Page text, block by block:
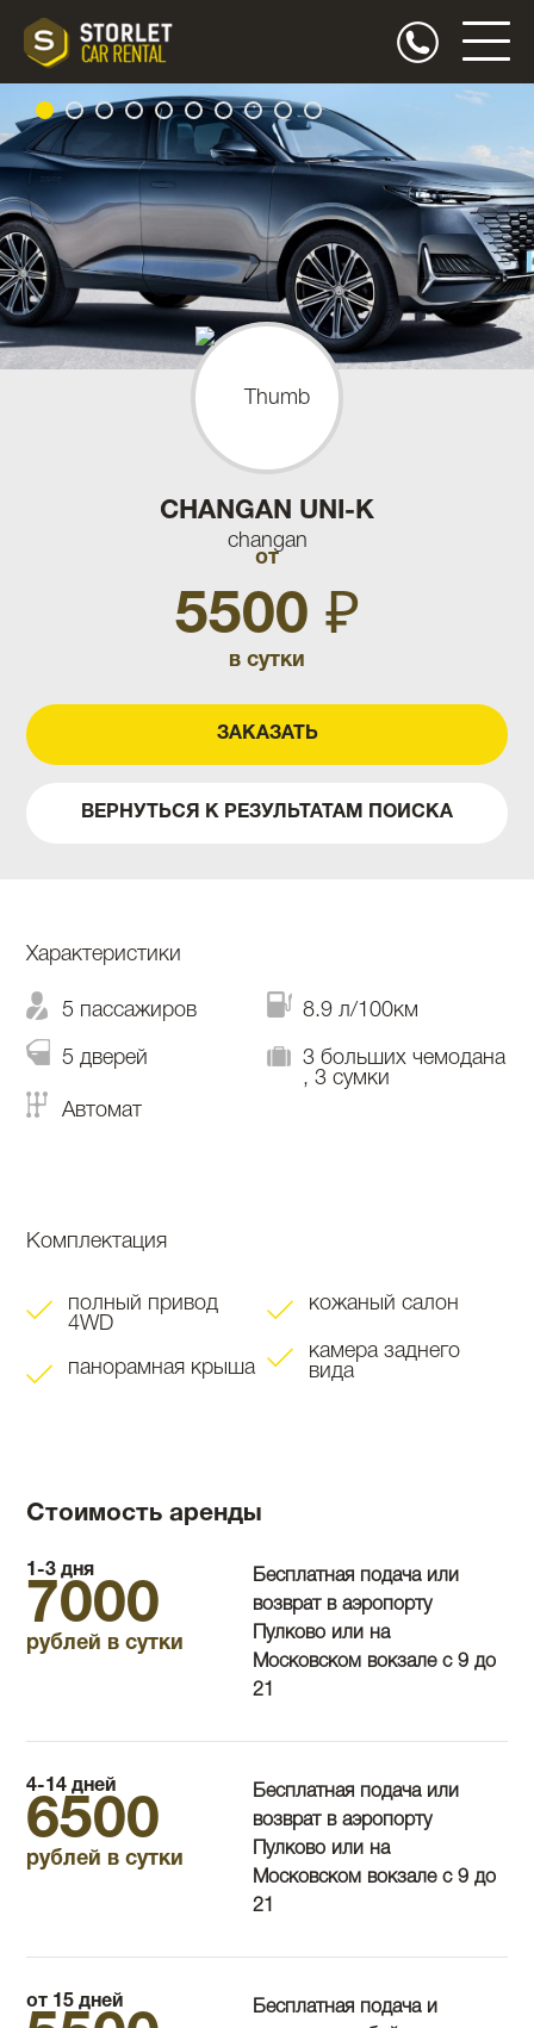
CHANGAN UNI-K
от
5500 ₽
в сутки
ЗАКАЗАТЬ
ВЕРНУТЬСЯ К РЕЗУЛЬТАТАМ ПОИСКА
Характеристики
5 пассажиров 8.9 л/100км
5 дверей
3 больших чемодана
, 3 сумки
Автомат
Комплектация
полный привод
4WD
панорамная крыша
кожаный салон
камера заднего
вида
Стоимость аренды
1-3 дня
7000
рублей в сутки
Бесплатная подача или
возврат в аэропорту
Пулково или на
Московском вокзале с 9 до
21
4-14 дней
6500
рублей в сутки
Бесплатная подача или
возврат в аэропорту
Пулково или на
Московском вокзале с 9 до
21
от 15 дней
Бесплатная подача и